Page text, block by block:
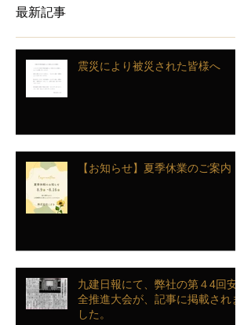
最新記事
震災により被災された皆様へ
【お知らせ】夏季休業のご案内
九建日報にて、弊社の第４4回安
全推進大会が、記事に掲載されま
した。